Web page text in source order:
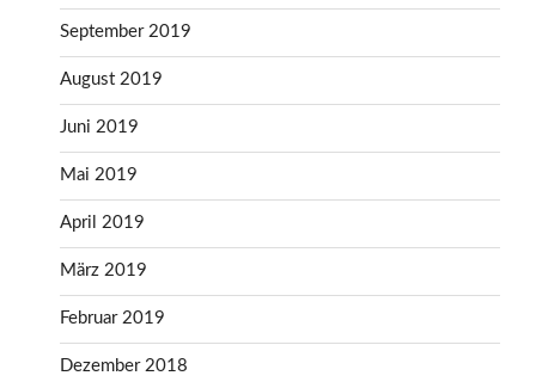
September 2019
August 2019
Juni 2019
Mai 2019
April 2019
März 2019
Februar 2019
Dezember 2018